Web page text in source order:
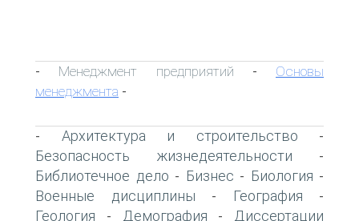
- Менеджмент предприятий - Основы
менеджмента -
- Архитектура и строительство -
Безопасность жизнедеятельности -
Библиотечное дело - Бизнес - Биология -
Военные дисциплины - География -
Геология - Демография -
Диссертации